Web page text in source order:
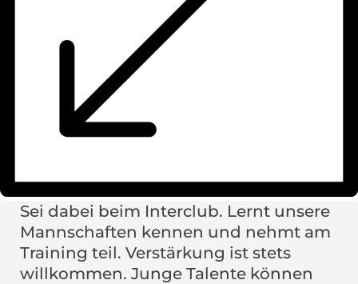
Sei dabei beim Interclub. Lernt unsere
Mannschaften kennen und nehmt am
Training teil. Verstärkung ist stets
willkommen. Junge Talente können